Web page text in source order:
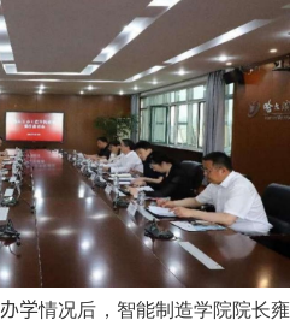
办学情况后，智能制造学院院长雍